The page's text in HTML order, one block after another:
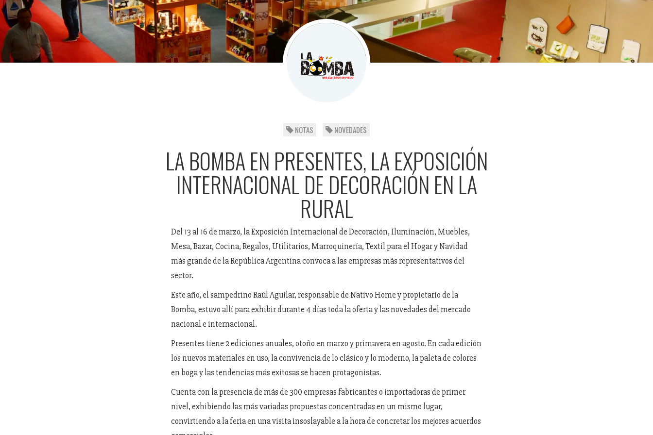
NOTAS NOVEDADES
LA BOMBA EN PRESENTES, LA EXPOSICIÓN
INTERNACIONAL DE DECORACIÓN EN LA
RURAL
Del 13 al 16 de marzo, la Exposición Internacional de Decoración, Iluminación, Muebles,
Mesa, Bazar, Cocina, Regalos, Utilitarios, Marroquinería, Textil para el Hogar y Navidad
más grande de la República Argentina convoca a las empresas más representativos del
sector.
Este año, el sampedrino Raúl Aguilar, responsable de Nativo Home y propietario de la
Bomba, estuvo allí para exhibir durante 4 días toda la oferta y las novedades del mercado
nacional e internacional.
Presentes tiene 2 ediciones anuales, otoño en marzo y primavera en agosto. En cada edición
los nuevos materiales en uso, la convivencia de lo clásico y lo moderno, la paleta de colores
en boga y las tendencias más exitosas se hacen protagonistas.
Cuenta con la presencia de más de 300 empresas fabricantes o importadoras de primer
nivel, exhibiendo las más variadas propuestas concentradas en un mismo lugar,
convirtiendo a la feria en una visita insoslayable a la hora de concretar los mejores acuerdos